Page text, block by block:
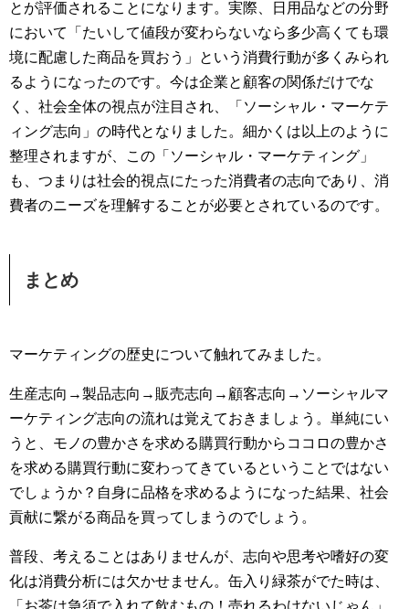
とが評価されることになります。実際、日用品などの分野
において「たいして値段が変わらないなら多少高くても環
境に配慮した商品を買おう」という消費行動が多くみられ
るようになったのです。今は企業と顧客の関係だけでな
く、社会全体の視点が注目され、「ソーシャル・マーケテ
ィング志向」の時代となりました。細かくは以上のように
整理されますが、この「ソーシャル・マーケティング」
も、つまりは社会的視点にたった消費者の志向であり、消
費者のニーズを理解することが必要とされているのです。
まとめ
マーケティングの歴史について触れてみました。
生産志向→製品志向→販売志向→顧客志向→ソーシャルマ
ーケティング志向の流れは覚えておきましょう。単純にい
うと、モノの豊かさを求める購買行動からココロの豊かさ
を求める購買行動に変わってきているということではない
でしょうか？自身に品格を求めるようになった結果、社会
貢献に繋がる商品を買ってしまうのでしょう。
普段、考えることはありませんが、志向や思考や嗜好の変
化は消費分析には欠かせません。缶入り緑茶がでた時は、
「お茶は急須で入れて飲むもの！売れるわけないじゃん」